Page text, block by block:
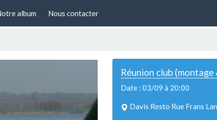
album Nous contacter
Réunion club
Date : 03/09 à 20:00
Davis Resto Rue Frans